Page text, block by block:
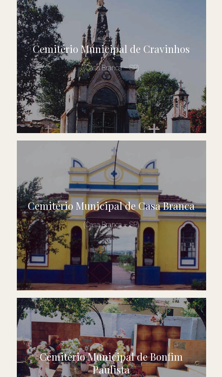
Cemitério Municipal de Cravinhos
(Casa Branca – SP)
Cemitério Municipal de Casa Branca
(Casa Branca – SP)
Cemitério Municipal de Bonfim
Paulista